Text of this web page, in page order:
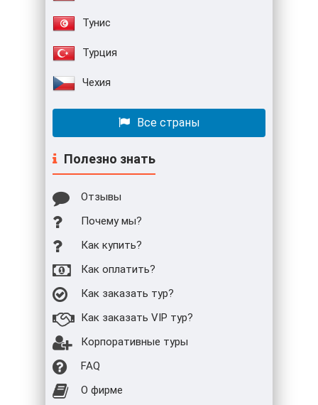
Тунис
Турция
Чехия
Все страны
Полезно знать
Отзывы
Почему мы?
Как купить?
Как оплатить?
Как заказать тур?
Как заказать VIP тур?
Корпоративные туры
FAQ
О фирме